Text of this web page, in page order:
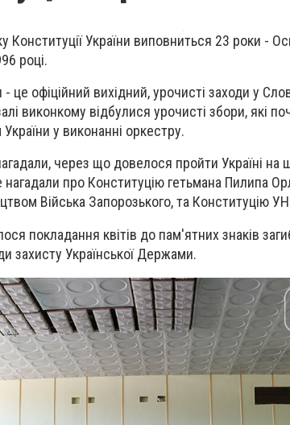
Конституції України виповниться 23 роки -
році.
це офіційний вихідний, урочисті заходи у
виконкому відбулися урочисті збори, які
у виконанні оркестру.
через що довелося пройти Україні на
нагадали про Конституцію гетьмана Пилипа
Війська Запорозького, та Конституцію
покладання квітів до пам'ятних знаків
захисту Української Держами.